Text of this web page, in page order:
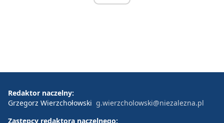
Redaktor naczelny:
Grzegorz Wierzchołowski g.wierzcholowski@niezalezna.pl
Zastępcy redaktora naczelnego: